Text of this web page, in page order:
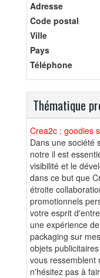
Adresse
Code postal
Ville
Pays
Téléphone
Thématique
Crea2c : goodies
Dans une société
notre il est
visibilité et le
dans ce but que
étroite
promotionnels
votre esprit
une expérience
packaging sur
objets
vous ressemblent
n'hésitez pas à